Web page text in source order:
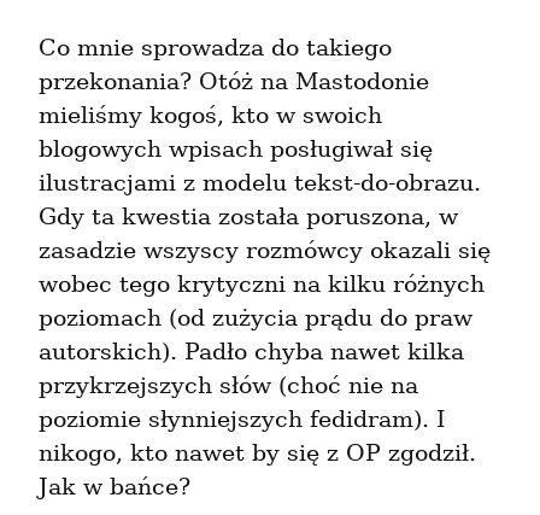
Co mnie sprowadza do takiego
przekonania? Otóż na Mastodonie
mieliśmy kogoś, kto w swoich
blogowych wpisach posługiwał się
ilustracjami z modelu tekst-do-obrazu.
Gdy ta kwestia została poruszona, w
zasadzie wszyscy rozmówcy okazali się
wobec tego krytyczni na kilku różnych
poziomach (od zużycia prądu do praw
autorskich). Padło chyba nawet kilka
przykrzejszych słów (choć nie na
poziomie słynniejszych fedidram). I
nikogo, kto nawet by się z OP zgodził.
Jak w bańce?